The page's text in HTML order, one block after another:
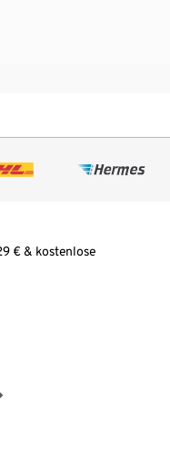
€ & kostenlose